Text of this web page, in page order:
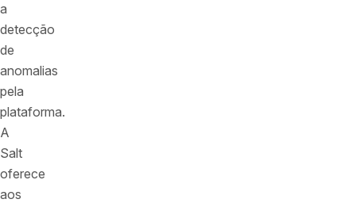
a
detecção
de
anomalias
pela
plataforma.
A
Salt
oferece
aos